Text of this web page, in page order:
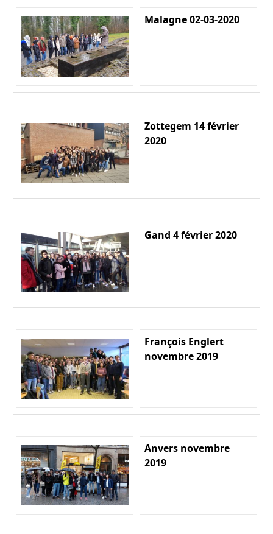
Malagne 02-03-2020
Zottegem 14 février
2020
Gand 4 février 2020
François Englert
novembre 2019
Anvers novembre
2019